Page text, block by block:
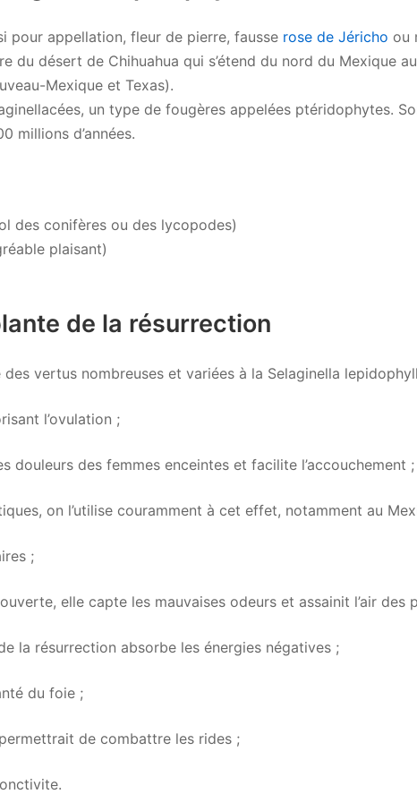
pour appellation, fleur de pierre, fausse rose de Jéricho ou
du désert de Chihuahua qui s’étend du nord du Mexique
Mexique et Texas).
un type de fougères appelées ptéridophytes.
millions d’années.
des conifères ou des lycopodes)
plaisant)
de la résurrection
vertus nombreuses et variées à la Selaginella
l’ovulation ;
douleurs des femmes enceintes et facilite l’accouchement ;
on l’utilise couramment à cet effet, notamment au
;
elle capte les mauvaises odeurs et assainit l’air des
la résurrection absorbe les énergies négatives ;
du foie ;
de combattre les rides ;